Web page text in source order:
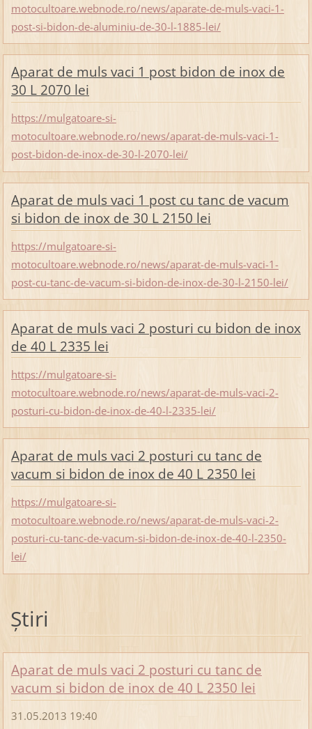
motocultoare.webnode.ro/news/aparate-de-muls-vaci-1-
post-si-bidon-de-aluminiu-de-30-l-1885-lei/
Aparat de muls vaci 1 post bidon de inox de
30 L 2070 lei
https://mulgatoare-si-
motocultoare.webnode.ro/news/aparat-de-muls-vaci-1-
post-bidon-de-inox-de-30-l-2070-lei/
Aparat de muls vaci 1 post cu tanc de vacum
si bidon de inox de 30 L 2150 lei
https://mulgatoare-si-
motocultoare.webnode.ro/news/aparat-de-muls-vaci-1-
post-cu-tanc-de-vacum-si-bidon-de-inox-de-30-l-2150-lei/
Aparat de muls vaci 2 posturi cu bidon de inox
de 40 L 2335 lei
https://mulgatoare-si-
motocultoare.webnode.ro/news/aparat-de-muls-vaci-2-
posturi-cu-bidon-de-inox-de-40-l-2335-lei/
Aparat de muls vaci 2 posturi cu tanc de
vacum si bidon de inox de 40 L 2350 lei
https://mulgatoare-si-
motocultoare.webnode.ro/news/aparat-de-muls-vaci-2-
posturi-cu-tanc-de-vacum-si-bidon-de-inox-de-40-l-2350-
lei/
Ştiri
Aparat de muls vaci 2 posturi cu tanc de
vacum si bidon de inox de 40 L 2350 lei
31.05.2013 19:40